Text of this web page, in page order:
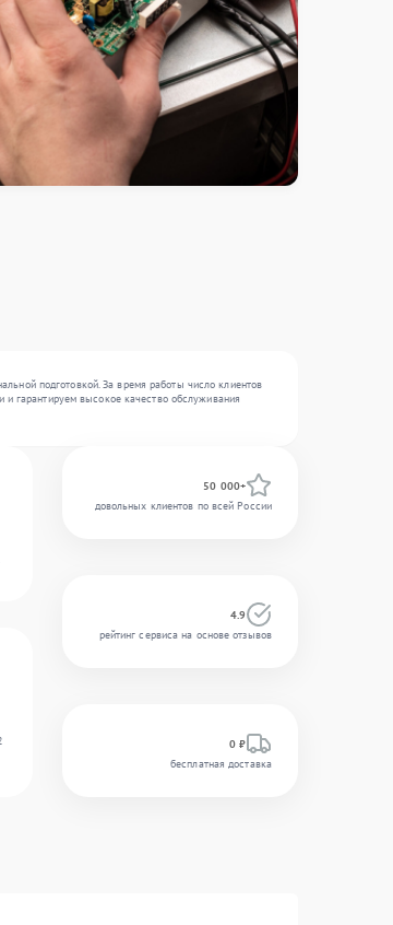
подготовкой. За время работы число клиентов
гарантируем высокое качество обслуживания
50 000+
довольных клиентов по всей России
4.9
рейтинг сервиса на основе отзывов
0 ₽
бесплатная доставка